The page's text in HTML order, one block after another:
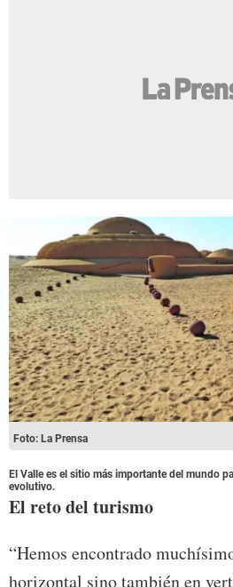
Foto: La Prensa
El Valle es el sitio más importante del mundo
evolutivo.
El reto del turismo
“Hemos encontrado
horizontal sino también en